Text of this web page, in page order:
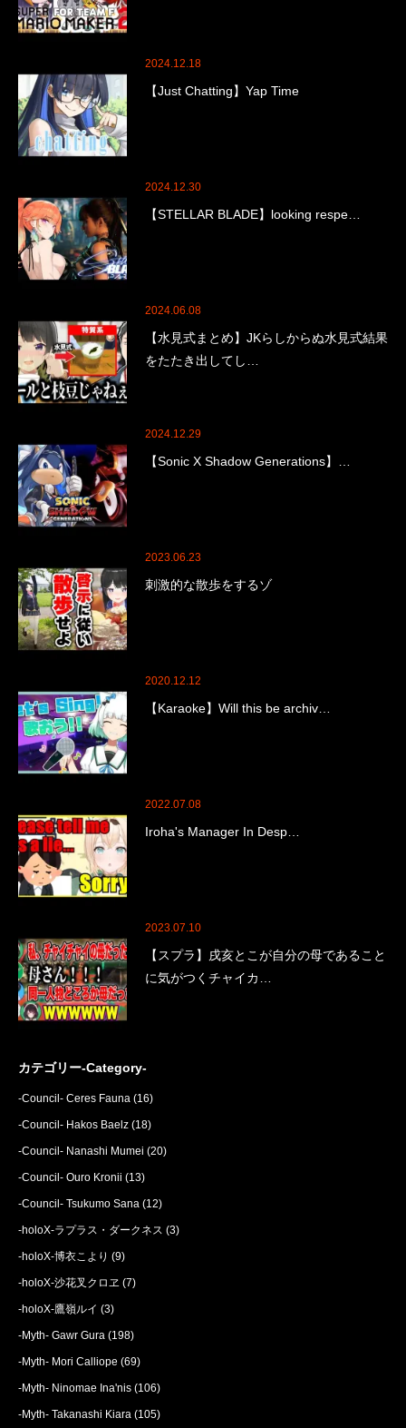
2024.12.18
【Just Chatting】Yap Time
2024.12.30
【STELLAR BLADE】looking respe…
2024.06.08
【水見式まとめ】JKらしからぬ水見式結果
をたたき出してし…
2024.12.29
【Sonic X Shadow Generations】…
2023.06.23
刺激的な散歩をするゾ
2020.12.12
【Karaoke】Will this be archiv…
2022.07.08
Iroha's Manager In Desp…
2023.07.10
【スプラ】戌亥とこが自分の母であること
に気がつくチャイカ…
カテゴリー-Category-
-Council- Ceres Fauna (16)
-Council- Hakos Baelz (18)
-Council- Nanashi Mumei (20)
-Council- Ouro Kronii (13)
-Council- Tsukumo Sana (12)
-holoX-ラプラス・ダークネス (3)
-holoX-博衣こより (9)
-holoX-沙花叉クロヱ (7)
-holoX-鷹嶺ルイ (3)
-Myth- Gawr Gura (198)
-Myth- Mori Calliope (69)
-Myth- Ninomae Ina'nis (106)
-Myth- Takanashi Kiara (105)